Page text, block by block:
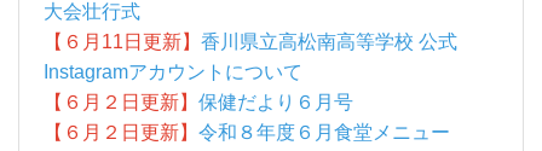
大会壮行式
【６月11日更新】 香川県立高松南高等学校 公式
Instagramアカウントについて
【６月２日更新】 保健だより６月号
【６月２日更新】 令和８年度６月食堂メニュー